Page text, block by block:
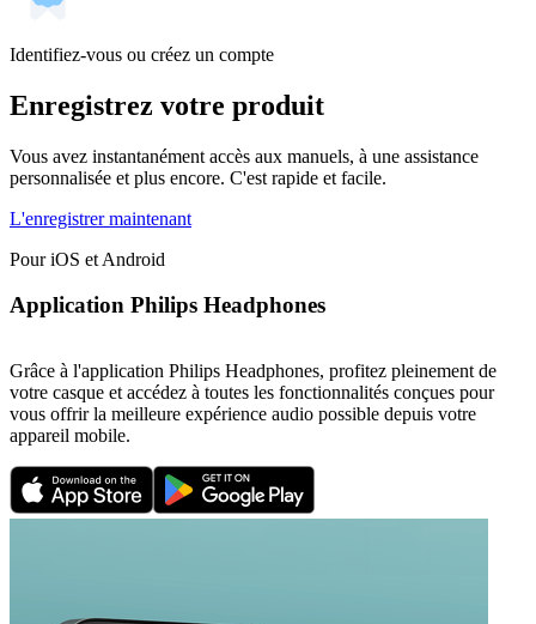
Identifiez-vous ou créez un compte
Enregistrez votre produit
Vous avez instantanément accès aux manuels, à une assistance
personnalisée et plus encore. C'est rapide et facile.
L'enregistrer maintenant
Pour iOS et Android
Application Philips Headphones
Grâce à l'application Philips Headphones, profitez pleinement de
votre casque et accédez à toutes les fonctionnalités conçues pour
vous offrir la meilleure expérience audio possible depuis votre
appareil mobile.